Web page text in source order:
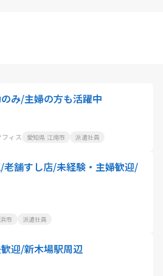
み/主婦の方も活躍中
ィス 愛知県 江南市 派遣社員
舗すし店/未経験・主婦歓迎/
市 派遣社員
迎/新木場駅周辺